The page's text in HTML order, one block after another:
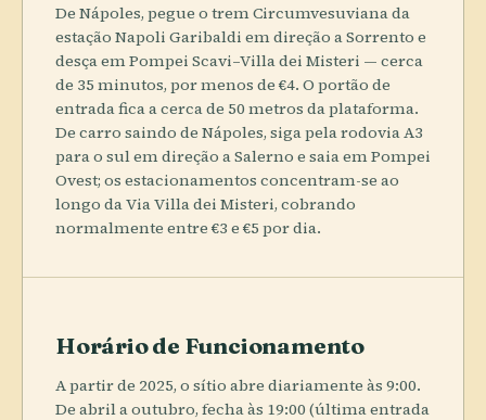
De Nápoles, pegue o trem Circumvesuviana da
estação Napoli Garibaldi em direção a Sorrento e
desça em Pompei Scavi–Villa dei Misteri — cerca
de 35 minutos, por menos de €4. O portão de
entrada fica a cerca de 50 metros da plataforma.
De carro saindo de Nápoles, siga pela rodovia A3
para o sul em direção a Salerno e saia em Pompei
Ovest; os estacionamentos concentram-se ao
longo da Via Villa dei Misteri, cobrando
normalmente entre €3 e €5 por dia.
Horário de Funcionamento
A partir de 2025, o sítio abre diariamente às 9:00.
De abril a outubro, fecha às 19:00 (última entrada